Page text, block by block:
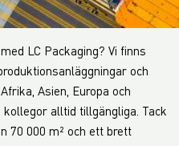
LC Packaging? Vi finns
och
Asien, Europa och
alltid tillgängliga. Tack
70 000 m² och ett brett